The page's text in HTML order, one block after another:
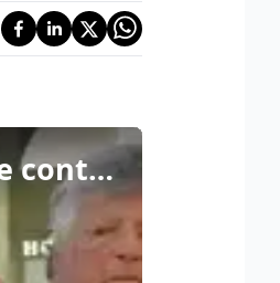
Bandiere palestinesi e immagini da Gaza: protesta davanti alla Regione contro il convegno Italia-Israele